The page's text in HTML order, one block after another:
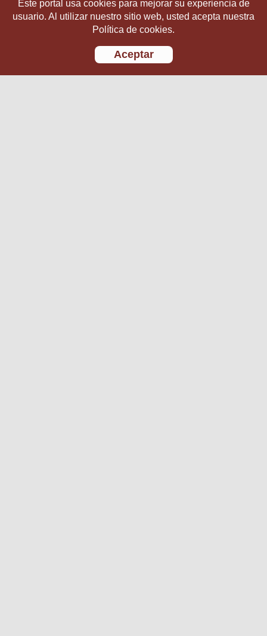
Este portal usa cookies para mejorar su experiencia de
usuario. Al utilizar nuestro sitio web, usted acepta nuestra
Política de cookies.
Aceptar